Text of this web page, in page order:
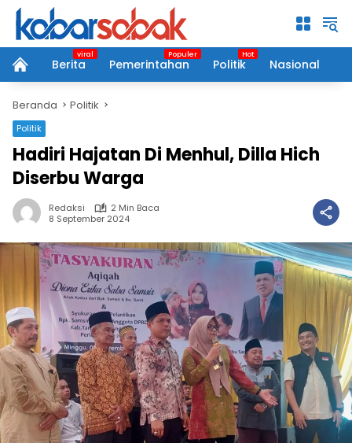
Langsung
konten
home
Berita Pemerintahan Politik Nasional
Beranda Politik
Politik
Hadiri Hajatan Di Menhul, Dilla Hich
Diserbu Warga
Redaksi
2 Min Baca
8 September 2024